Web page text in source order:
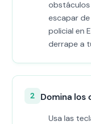
obstáculos
escapar
policial en
derrape a
2 Domina
Usa las